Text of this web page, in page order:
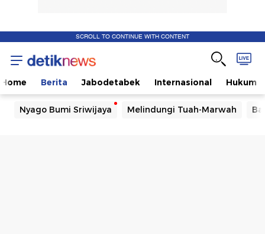
SCROLL TO CONTINUE WITH CONTENT
Home Berita Jabodetabek Internasional Hukum
Nyago Bumi Sriwijaya Melindungi Tuah-Marwah